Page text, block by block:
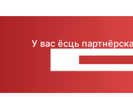
У вас ёсць